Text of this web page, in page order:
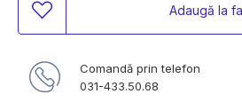
Adaugă la
Comandă prin telefon
031-433.50.68